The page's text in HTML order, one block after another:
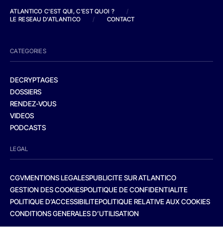
ATLANTICO C'EST QUI, C'EST QUOI ?
/
LE RESEAU D'ATLANTICO
/ CONTACT
CATEGORIES
DECRYPTAGES
DOSSIERS
RENDEZ-VOUS
VIDEOS
PODCASTS
LEGAL
CGVMENTIONS LEGALESPUBLICITE SUR ATLANTICO
GESTION DES COOKIESPOLITIQUE DE CONFIDENTIALITE
POLITIQUE D’ACCESSIBILITEPOLITIQUE RELATIVE AUX COOKIES
CONDITIONS GENERALES D’UTILISATION